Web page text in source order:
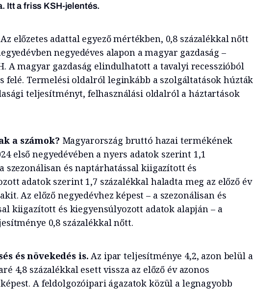
Itt a friss KSH-jelentés.
Az előzetes adattal egyező mértékben, 0,8 százalékkal nőtt
negyedéves alapon a magyar gazdaság –
A magyar gazdaság elindulhatott a tavalyi recesszióból
felé. Termelési oldalról leginkább a szolgáltatások húzták
teljesítményt, felhasználási oldalról a háztartások
a számok? Magyarország bruttó hazai termékének
első negyedévében a nyers adatok szerint 1,1
szezonálisan és naptárhatással kiigazított és
adatok szerint 1,7 százalékkal haladta meg az előző év
Az előző negyedévhez képest – a szezonálisan és
kiigazított és kiegyensúlyozott adatok alapján – a
0,8 százalékkal nőtt.
és növekedés is. Az ipar teljesítménye 4,2, azon belül a
4,8 százalékkal esett vissza az előző év azonos
A feldolgozóipari ágazatok közül a legnagyobb